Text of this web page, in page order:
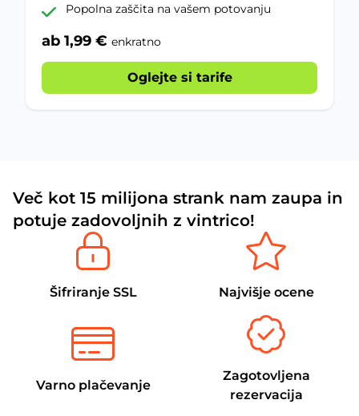
Popolna zaščita na vašem potovanju
ab 1,99 € enkratno
Oglejte si tarife
Več kot 15 milijona strank nam zaupa in
potuje zadovoljnih z vintrico!
Šifriranje SSL Najvišje ocene
Varno plačevanje
Zagotovljena
rezervacija